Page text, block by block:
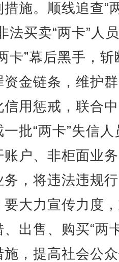
施。顺线追查“
法买卖“两卡”人
卡”幕后黑手，斩
金链条，维护
信用惩戒，联合
批“两卡”失信人
户、非柜面业
，将违法违规
大力宣传力度
出售、购买“两
，提高社会公